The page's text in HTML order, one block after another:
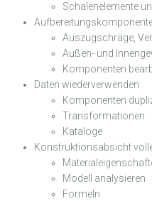
Schalenelemente
Auszugschräge,
Außen- und
Komponenten
Daten wiederverwenden
Komponenten
Transformationen
Kataloge
Konstruktionsabsicht
Modell analysieren
Formeln